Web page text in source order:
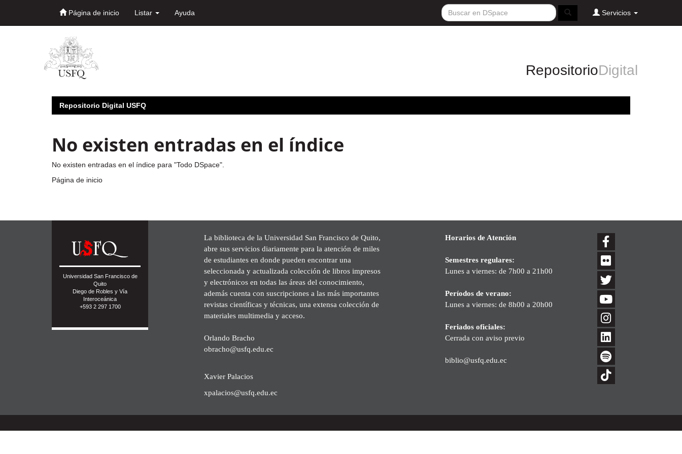
Página de inicio Listar Ayuda Servicios
RepositorioDigital
Repositorio Digital USFQ
No existen entradas en el índice
No existen entradas en el índice para "Todo DSpace".
Página de inicio
Universidad San Francisco de
Quito
Diego de Robles y Vía
Interoceánica
+593 2 297 1700
La biblioteca de la Universidad San Francisco de Quito,
abre sus servicios diariamente para la atención de miles
de estudiantes en donde pueden encontrar una
seleccionada y actualizada colección de libros impresos
y electrónicos en todas las áreas del conocimiento,
además cuenta con suscripciones a las más importantes
revistas científicas y técnicas, una extensa colección de
materiales multimedia y acceso.
Orlando Bracho
obracho@usfq.edu.ec
Xavier Palacios
xpalacios@usfq.edu.ec
Horarios de Atención
Semestres regulares:
Lunes a viernes: de 7h00 a 21h00
Períodos de verano:
Lunes a viernes: de 8h00 a 20h00
Feriados oficiales:
Cerrada con aviso previo
biblio@usfq.edu.ec